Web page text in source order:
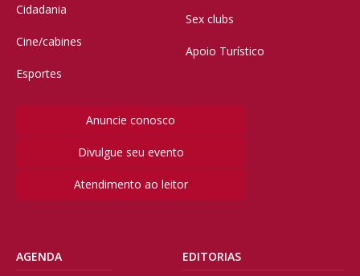
Cidadania
Cine/cabines
Esportes
Sex clubs
Apoio Turístico
Anuncie conosco
Divulgue seu evento
Atendimento ao leitor
AGENDA EDITORIAS